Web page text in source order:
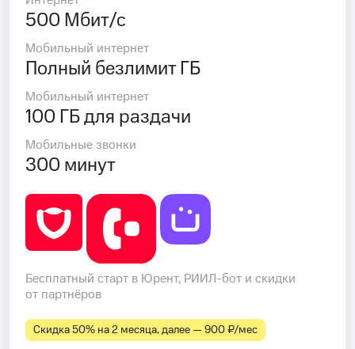
500 Мбит/с
Мобильный интернет
Полный безлимит ГБ
Мобильный интернет
100 ГБ для раздачи
Мобильные звонки
300 минут
Бесплатный старт в Юрент, РИИЛ-бот и скидки
от партнёров
Скидка 50% на 2 месяца, далее — 900 ₽⁠/⁠мес